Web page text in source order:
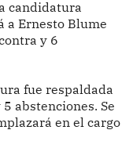
candidatura
a Ernesto Blume
y 6
fue respaldada
abstenciones. Se
en el cargo